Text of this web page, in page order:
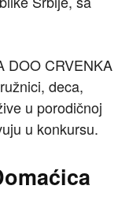
DOO CRVENKA
deca,
u porodičnoj
u konkursu.